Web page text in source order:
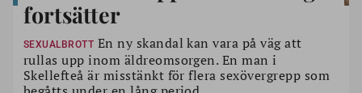
fortsätter
SEXUALBROTT En ny skandal kan vara på väg att
rullas upp inom äldreomsorgen. En man i
Skellefteå är misstänkt för flera sexövergrepp som